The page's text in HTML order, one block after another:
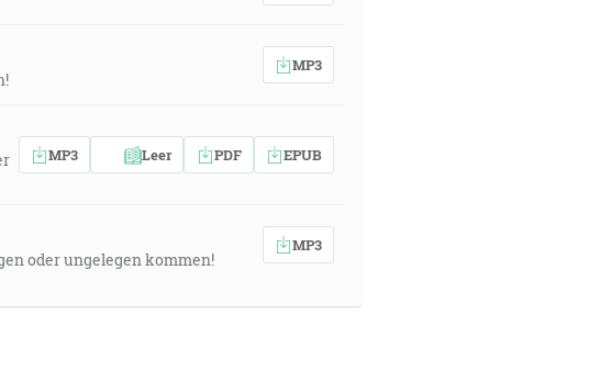
MP3
MP3 Leer PDF EPUB
oder ungelegen kommen!
MP3